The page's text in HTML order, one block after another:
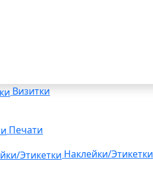
Визитки
Печати
Наклейки/Этикетки